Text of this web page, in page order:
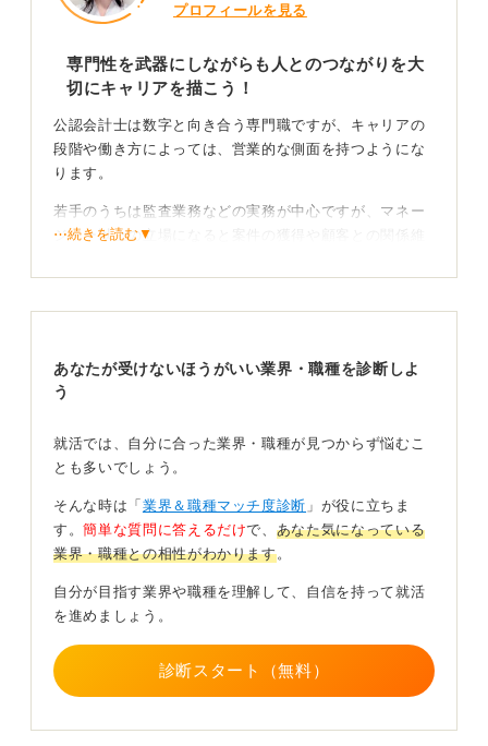
プロフィールを見る
専門性を武器にしながらも人とのつながりを大
切にキャリアを描こう！
公認会計士は数字と向き合う専門職ですが、キャリアの
段階や働き方によっては、営業的な側面を持つようにな
ります。
若手のうちは監査業務などの実務が中心ですが、マネー
ジャー以上の立場になると案件の獲得や顧客との関係維
理想の働き方を見つめ直して自分に最適な環境を選
特にコンサルティング会社では、クライアントへの提案
れる傾向にあります。
一方で事業会社で働くインハウス会計士などの道を選べ
ことも可能です。
自分がどのようなスタイルで専門性を発揮したいのかを
事前によく考え、後悔のないキャリア選択を進めていき
ましょう。
⋯続きを読む▼
あなたが受けないほうがいい業界・職種を診断しよ
う
就活では、自分に合った業界・職種が見つからず悩むこ
とも多いでしょう。
そんな時は「 業界＆職種マッチ度診断 」が役に立ちま
す。簡単な質問に答えるだけで、 あなた気になっている
業界・職種との相性がわかります。
自分が目指す業界や職種を理解して、自信を持って就活
を進めましょう。
診断スタート（無料）